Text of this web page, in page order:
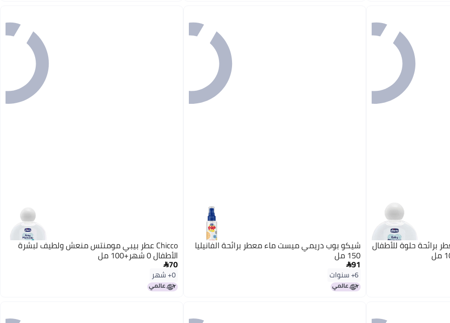
حلوة للأطفال شيكو بوب دريمي ميست ماء معطر برائحة الفانيليا
150 مل
91
6+ سنوات
Chicco عطر بيبي مومنتس منعش ولطيف لبشرة
الأطفال 0 شهر+100 مل
70
0+ شهر